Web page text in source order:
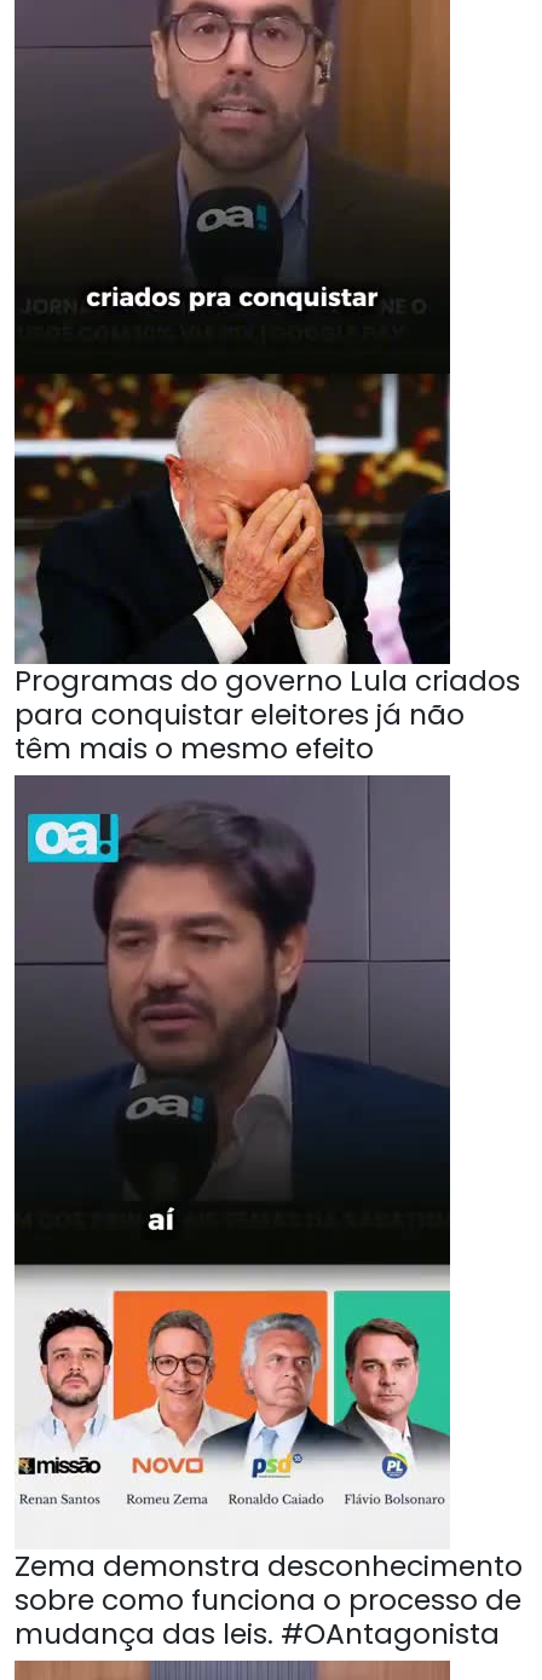
Programas do governo Lula criados
para conquistar eleitores já não
têm mais o mesmo efeito
Zema demonstra desconhecimento
sobre como funciona o processo de
mudança das leis. #OAntagonista